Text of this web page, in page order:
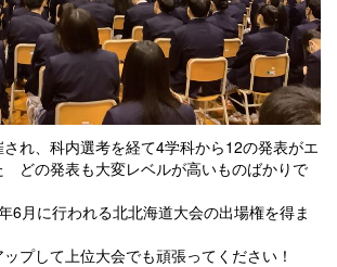
れ、科内選考を経て4学科から12の発表がエ
どの発表も大変レベルが高いものばかりで
6月に行われる北北海道大会の出場権を得ま
プして上位大会でも頑張ってください！